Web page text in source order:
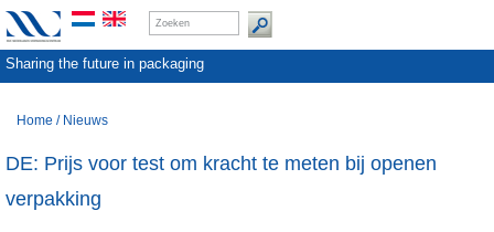
Sharing the future in packaging
Home / Nieuws
DE: Prijs voor test om kracht te meten bij openen
verpakking